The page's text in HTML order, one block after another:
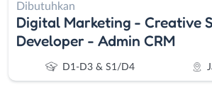
Dibutuhkan
Digital Marketing - Creative
Developer - Admin CRM
D1-D3 & S1/D4